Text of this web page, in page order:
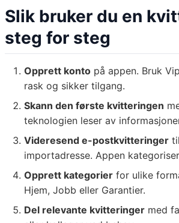
Slik bruker du en
steg for steg
Opprett konto på appen. Bruk
rask og sikker tilgang.
Skann den første kvitteringen
teknologien leser av
Videresend e-postkvitteringer
importadresse. Appen
Opprett kategorier for ulike
Hjem, Jobb eller Garantier.
Del relevante kvitteringer med